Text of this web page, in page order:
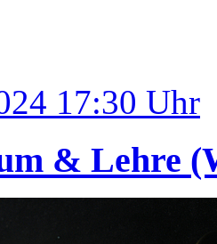
17:30 Uhr
& Lehre